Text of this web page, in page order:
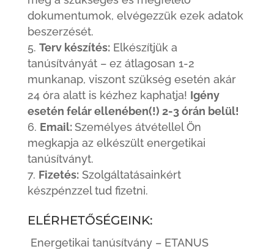
dokumentumok, elvégezzük ezek adatok
beszerzését.
Terv készítés:Elkészítjük a
tanúsítványát – ez átlagosan 1-2
munkanap, viszont szükség esetén akár
24 óra alatt is kézhez kaphatja! Igény
esetén felár ellenében(!) 2-3 órán belül!
Email:Személyes átvétellel Ön
megkapja az elkészült energetikai
tanúsítványt.
Fizetés:Szolgáltatásainkért
készpénzzel tud fizetni.
ELÉRHETŐSÉGEINK:
Energetikai tanúsítvány – ETANUS